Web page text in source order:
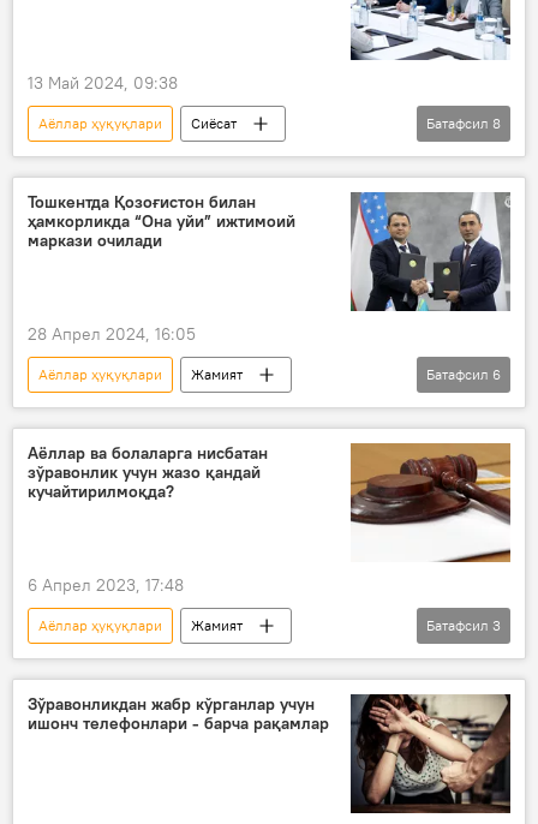
13 Май 2024, 09:38
Аёллар ҳуқуқлари
Сиёсат
Ўзбекистон
Самарқанд
Ўзбекистон Олий Мажлиси Сенати
Батафсил 8
Тошкентда Қозоғистон билан
ҳамкорликда “Она уйи” ижтимоий
маркази очилади
28 Апрел 2024, 16:05
Аёллар ҳуқуқлари
Жамият
Ўзбекистон
Қозоғистон
Ижтимоий ҳимоя миллий агентлиги
Аёллар
бола болалар
Батафсил 6
Аёллар ва болаларга нисбатан
зўравонлик учун жазо қандай
кучайтирилмоқда?
6 Апрел 2023, 17:48
Аёллар ҳуқуқлари
Жамият
Ўзбекистон
болалар
қонунчилик
Батафсил 3
Зўравонликдан жабр кўрганлар учун
ишонч телефонлари - барча рақамлар